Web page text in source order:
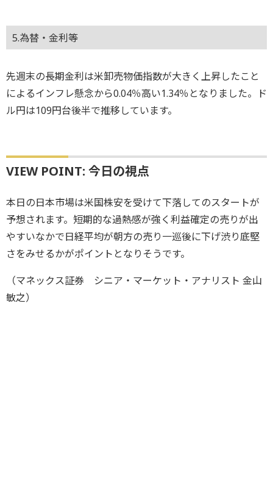
5.為替・金利等
先週末の長期金利は米卸売物価指数が大きく上昇したこと
によるインフレ懸念から0.04％高い1.34％となりました。ド
ル円は109円台後半で推移しています。
VIEW POINT: 今日の視点
本日の日本市場は米国株安を受けて下落してのスタートが
予想されます。短期的な過熱感が強く利益確定の売りが出
やすいなかで日経平均が朝方の売り一巡後に下げ渋り底堅
さをみせるかがポイントとなりそうです。
（マネックス証券 シニア・マーケット・アナリスト 金山
敏之）